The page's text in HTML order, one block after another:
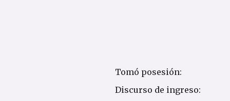
Tomó posesión:
Discurso de ingreso: